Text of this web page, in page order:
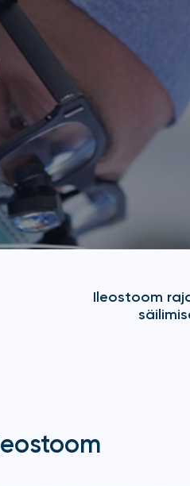
Ileostoom
Ileostoom